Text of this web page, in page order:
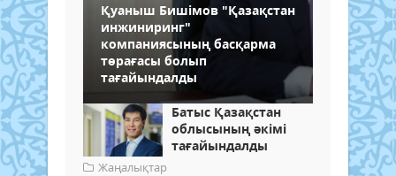
Қуаныш Бишімов "Қазақстан
инжиниринг"
компаниясының басқарма
төрағасы болып
тағайындалды
Батыс Қазақстан
облысының әкімі
тағайындалды
Жаңалықтар